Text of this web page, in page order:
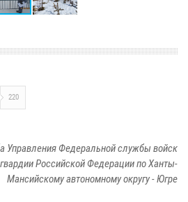
220
Управления Федеральной службы войск
Российской Федерации по Ханты-
Мансийскому автономному округу - Югре